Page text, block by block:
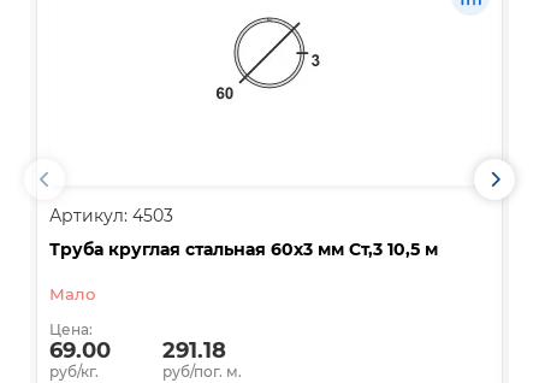
Артикул: 4503
Труба круглая стальная 60х3 мм Ст,3 10,5 м
Мало
Цена:
69.00
руб/кг.
291.18
руб/пог. м.